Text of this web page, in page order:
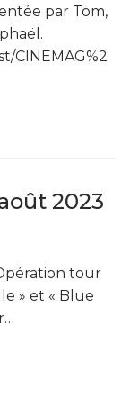
par Tom,
CINEMAG%2
2023
tour
» et « Blue